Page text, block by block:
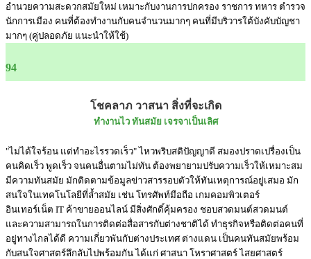
อำนวยความสะดวกสมัยใหม่ เหมาะกับงานการปกครอง ราชการ ทหาร ตำรวจ
นักการเมือง คนที่ต้องทำงานกับคนจำนวนมากๆ คนที่มีบริวารใต้บังคับบัญชา
มากๆ (คู่ปลอดภัย แนะนำให้ใช้)
94
โชคลาภ วาสนา สิ่งที่จะเกิด
ทำงานไว ทันสมัย เจรจาเป็นเลิศ
"ไม่ได้ใจร้อน แต่ทำอะไรรวดเร็ว" ไหวพริบสติปัญญาดี สมองปราดเปรื่องเป็น
คนคิดเร็ว พูดเร็ว จนคนอื่นตามไม่ทัน ต้องพยายามปรับความเร็วให้เหมาะสม
มีความทันสมัย มักติดตามข้อมูลข่าวสารรอบตัวให้ทันเหตุการณ์อยู่เสมอ มัก
สนใจในเทคโนโลยีที่ล้ำสมัย เช่น โทรศัพท์มือถือ เกมคอมพิวเตอร์
อินเทอร์เน็ต IT ค้าขายออนไลน์ มีสิ่งศักดิ์คุ้มครอง ชอบสวดมนต์สวดมนต์
และความสามารถในการติดต่อสื่อสารกับต่างชาติได้ ทำธุรกิจหรือติดต่อคนที่
อยู่ทางไกลได้ดี ความเกี่ยวพันกับต่างประเทศ ต่างแดน เป็นคนทันสมัยพร้อม
กับสนใจศาสตร์ลึกลับไปพร้อมกัน ได้แก่ ศาสนา โหราศาสตร์ ไสยศาสตร์